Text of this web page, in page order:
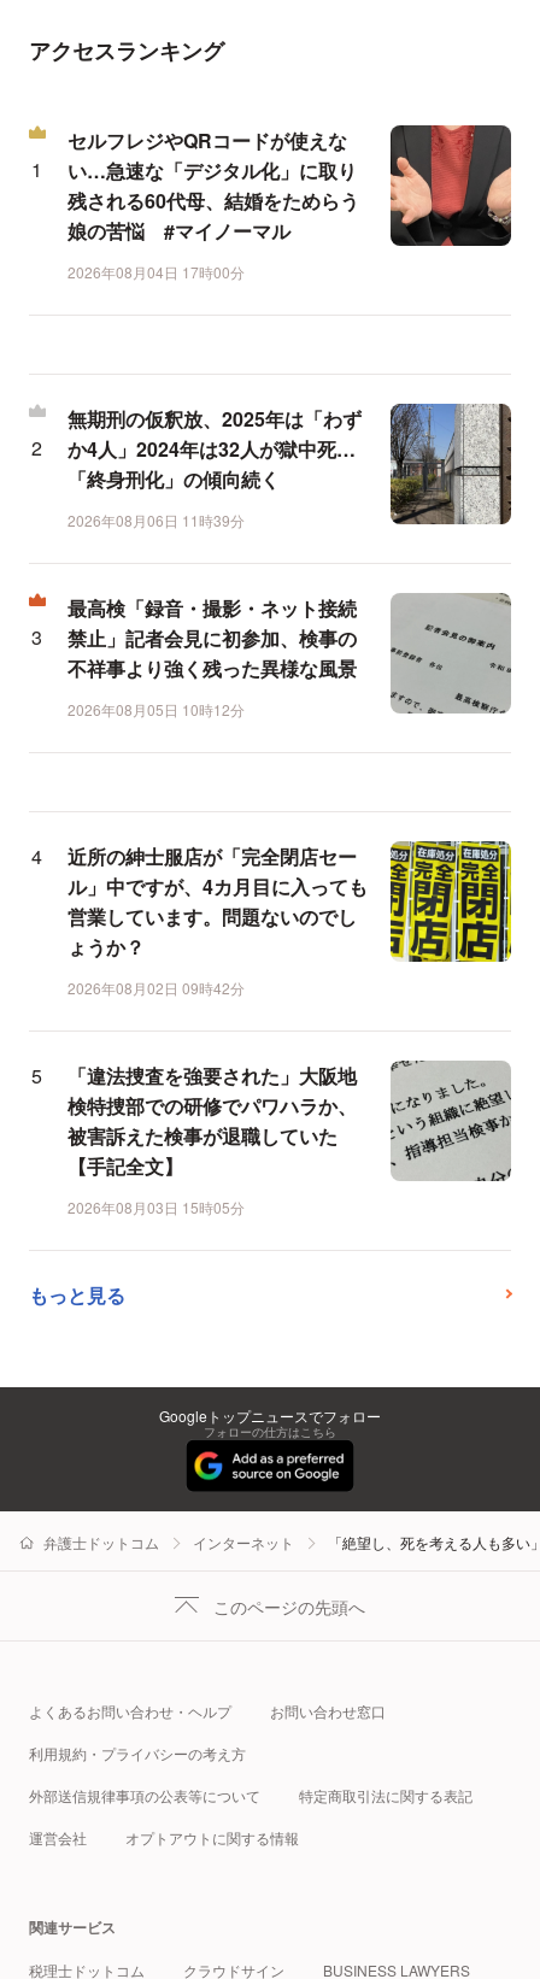
アクセスランキング
セルフレジやQRコードが使えな
い…急速な「デジタル化」に取り
残される60代母、結婚をためらう
娘の苦悩 #マイノーマル
2026年08月04日 17時00分
無期刑の仮釈放、2025年は「わず
か4人」2024年は32人が獄中死…
「終身刑化」の傾向続く
2026年08月06日 11時39分
最高検「録音・撮影・ネット接続
禁止」記者会見に初参加、検事の
不祥事より強く残った異様な風景
2026年08月05日 10時12分
近所の紳士服店が「完全閉店セー
ル」中ですが、4カ月目に入っても
営業しています。問題ないのでし
ょうか？
2026年08月02日 09時42分
「違法捜査を強要された」大阪地
検特捜部での研修でパワハラか、
被害訴えた検事が退職していた
【手記全文】
2026年08月03日 15時05分
もっと見る
Googleトップニュースでフォロー
フォローの仕方はこちら
弁護士ドットコム インターネット 「絶望し、死を考える人も多
このページの先頭へ
よくあるお問い合わせ・ヘルプ お問い合わせ窓口
利用規約・プライバシーの考え方
外部送信規律事項の公表等について 特定商取引法に関する表記
運営会社 オプトアウトに関する情報
関連サービス
税理士ドットコム クラウドサイン BUSINESS LAWYERS